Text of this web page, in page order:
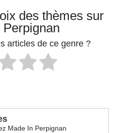
des thèmes sur
Perpignan
articles de ce genre ?
Made In Perpignan